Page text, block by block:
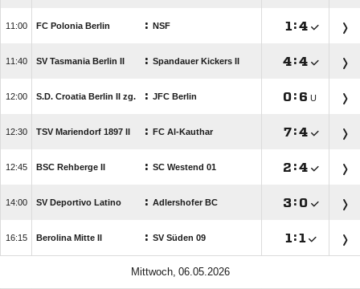
 FC Polonia Berlin : NSF  :
 SV Tasmania Berlin II : Spandauer Kickers II :
 S.D. Croatia Berlin II zg. : JFC Berlin :  U
 TSV Mariendorf 1897 II : FC Al-Kauthar :
 BSC Rehberge II : SC Westend 01  :
 SV Deportivo Latino : Adlershofer BC : 
 Berolina Mitte II : SV Süden 09  :
 